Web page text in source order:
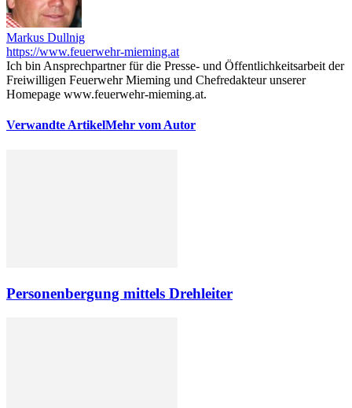
Markus Dullnig
https://www.feuerwehr-mieming.at
Ich bin Ansprechpartner für die Presse- und Öffentlichkeitsarbeit der
Freiwilligen Feuerwehr Mieming und Chefredakteur unserer
Homepage www.feuerwehr-mieming.at.
Verwandte ArtikelMehr vom Autor
Personenbergung mittels Drehleiter